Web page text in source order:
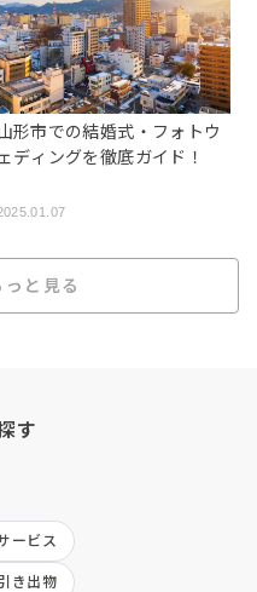
形市での結婚式・フォトウ
ェディングを徹底ガイド！
と見る
す
ービス
き出物